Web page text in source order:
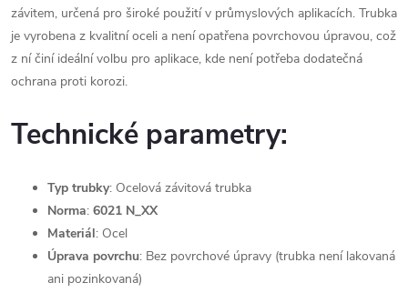
závitem, určená pro široké použití v průmyslových aplikacích. Trubka
je vyrobena z kvalitní oceli a není opatřena povrchovou úpravou, což
z ní činí ideální volbu pro aplikace, kde není potřeba dodatečná
ochrana proti korozi.
Technické parametry:
Typ trubky: Ocelová závitová trubka
Norma: 6021 N_XX
Materiál: Ocel
Úprava povrchu: Bez povrchové úpravy (trubka není lakovaná
ani pozinkovaná)